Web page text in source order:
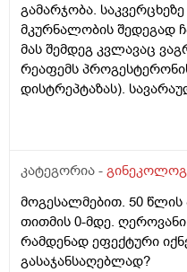
გამარჯობა.
მკურნალობის შედეგად
მას შემდეგ კვლავაც
რეაფემს
დისტრეპტაზას).
ვიზიტი) მსურს
კეთდება და ვიბრაციის
მაინტერესებს, მუცლის
პროცედურა?
კატეგორია -
მოგესალმებით. 50
თითმის 0-მდე.
რამდენად ეფექტური
გასაჯანსაღებლად?